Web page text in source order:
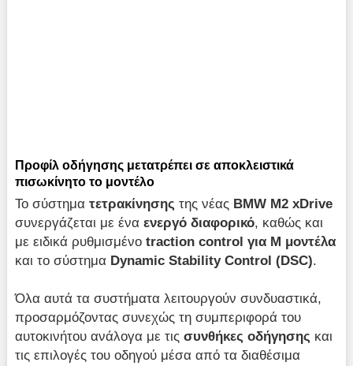
Προφίλ οδήγησης μετατρέπει σε αποκλειστικά
πισωκίνητο το μοντέλο
Το σύστηματετρακίνησης της νέας BMW M2 xDrive
συνεργάζεται με έναενεργό διαφορικό, καθώς και
με ειδικά ρυθμισμένοtraction control για M μοντέλα
και το σύστημα Dynamic Stability Control (DSC).
Όλα αυτά τα συστήματα λειτουργούν συνδυαστικά,
προσαρμόζοντας συνεχώς τη συμπεριφορά του
αυτοκινήτου ανάλογα με τιςσυνθήκες οδήγησης και
τις επιλογές του οδηγού μέσα από τα διαθέσιμα